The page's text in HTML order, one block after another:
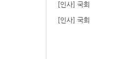
[인사] 국회
[인사] 국회